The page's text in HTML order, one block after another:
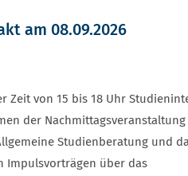
am 08.09.2026
Zeit von 15 bis 18 Uhr
der Nachmittagsveranstaltung
Studienberatung und
Impulsvorträgen über das